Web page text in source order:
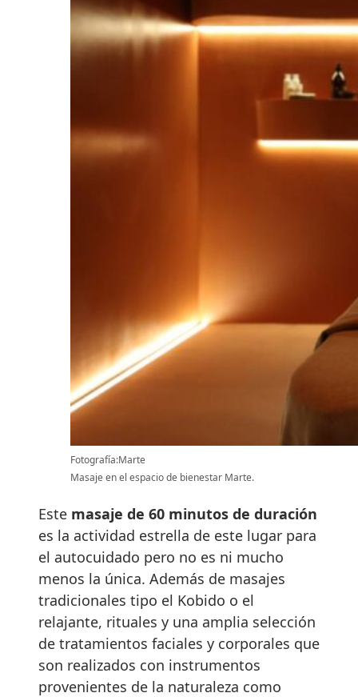
Fotografía:Marte
Masaje en el espacio de bienestar Marte.
Este masaje de 60 minutos de duración
es la actividad estrella de este lugar para
el autocuidado pero no es ni mucho
menos la única. Además de masajes
tradicionales tipo el Kobido o el
relajante, rituales y una amplia selección
de tratamientos faciales y corporales que
son realizados con instrumentos
provenientes de la naturaleza como